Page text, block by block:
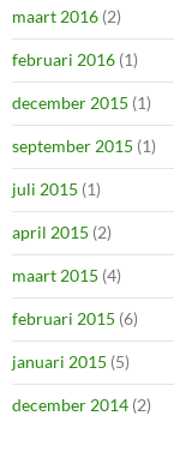
maart 2016 (2)
februari 2016 (1)
december 2015 (1)
september 2015 (1)
juli 2015 (1)
april 2015 (2)
maart 2015 (4)
februari 2015 (6)
januari 2015 (5)
december 2014 (2)